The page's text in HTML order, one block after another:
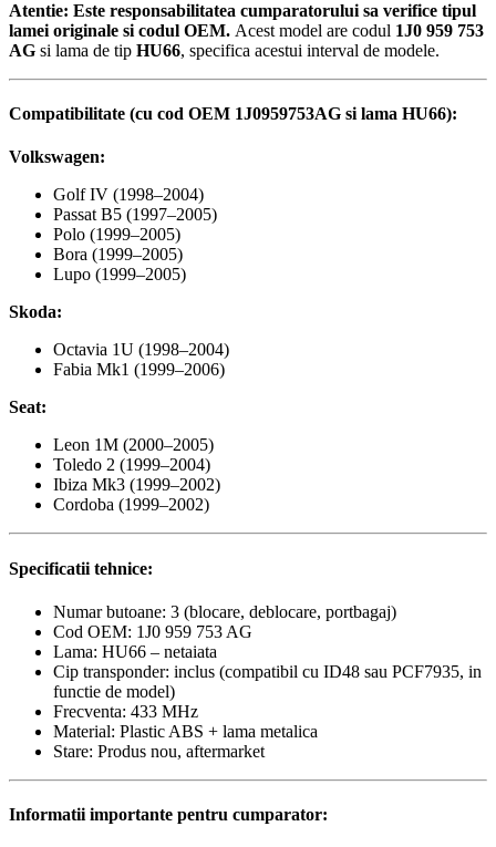
Atentie: Este responsabilitatea cumparatorului sa verifice tipul
lamei originale si codul OEM. Acest model are codul 1J0 959 753
AG si lama de tip HU66, specifica acestui interval de modele.
Compatibilitate (cu cod OEM 1J0959753AG si lama HU66):
Volkswagen:
Golf IV (1998–2004)
Passat B5 (1997–2005)
Polo (1999–2005)
Bora (1999–2005)
Lupo (1999–2005)
Skoda:
Octavia 1U (1998–2004)
Fabia Mk1 (1999–2006)
Seat:
Leon 1M (2000–2005)
Toledo 2 (1999–2004)
Ibiza Mk3 (1999–2002)
Cordoba (1999–2002)
Specificatii tehnice:
Numar butoane: 3 (blocare, deblocare, portbagaj)
Cod OEM: 1J0 959 753 AG
Lama: HU66 – netaiata
Cip transponder: inclus (compatibil cu ID48 sau PCF7935, in
functie de model)
Frecventa: 433 MHz
Material: Plastic ABS + lama metalica
Stare: Produs nou, aftermarket
Informatii importante pentru cumparator: